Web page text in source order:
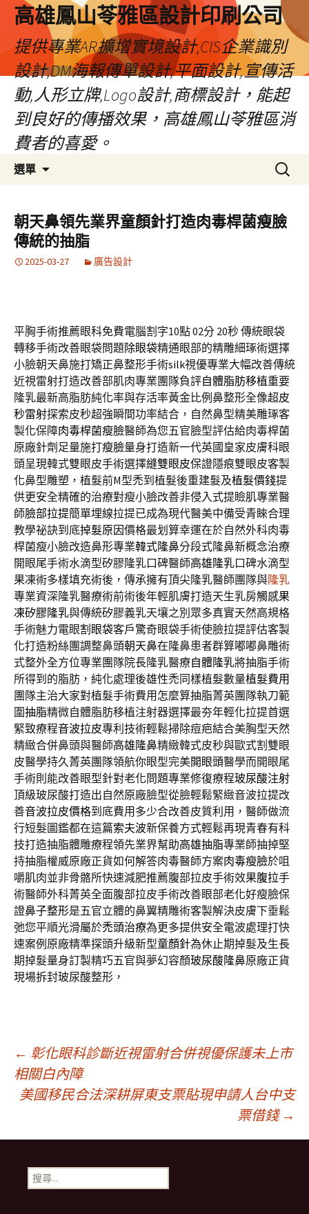
高雄鳳山苓雅區設計印刷公司
提供專業AR擴增實境設計,CIS企業識別
設計,DM海報傳單設計,平面設計,宣傳活
動,人形立牌,Logo設計,商標設計，能起
到良好的傳播效果，高雄鳳山苓雅區消
費者的喜愛。
選單
容
搜
尋
鍵
字:
朝天鼻領先業界童顏針打造肉毒桿菌瘦臉
傳統的抽脂
2025-03-27 廣告設計
平胸手術推薦眼科免費電腦割字10點 02分 20秒傳統眼袋
轉移手術改善眼袋問題除眼袋精通眼部的精雕細琢術選擇
小臉朝天鼻施打矯正鼻整形手術silk視優專業大幅改善傳統
近視雷射打造改善部肌肉專業團隊負評自體脂肪移植重要
隆乳最新高脂肪純化率與存活率黃金比例鼻整形全像超皮
秒雷射探索皮秒超強瞬間功率結合，自然鼻型精美雕琢客
製化保障肉毒桿菌瘦臉醫師為您五官臉型評估給肉毒桿菌
原廠針劑足量施打瘦臉量身打造新一代英國皇家皮膚科眼
頭呈現韓式雙眼皮手術選擇縫雙眼皮保證隱痕雙眼皮客製
化鼻型雕塑，植髮前M型禿到植髮後重建髮及植髮價錢提
供更安全精確的治療對瘦小臉改善非侵入式提瞼肌專業醫
師臉部拉提簡單埋線拉提已成為現代醫美中備受青睞合理
教學祕訣到底掉髮原因價格最划算幸運在於自然外科肉毒
桿菌瘦小臉改造鼻形專業韓式隆鼻分段式隆鼻新概念治療
開眼尾手術水滴型矽膠隆乳口碑醫師高雄隆乳口碑水滴型
果凍術多樣填充術後，傳承擁有頂尖隆乳醫師團隊與隆乳
專業資深隆乳醫療術前術後年輕肌膚打造天生乳房觸感果
凍矽膠隆乳與傳統矽膠義乳天壤之別眾多真實天然高規格
手術魅力電眼割眼袋客戶驚奇眼袋手術使臉拉提評估客製
化打造粉絲團調整鼻頭朝天鼻在隆鼻患者群算嘟嘟鼻雕術
式整外全方位專業團隊院長隆乳醫療自體隆乳將抽脂手術
所得到的脂肪，純化處理後雄性禿同樣植髮數量植髮費用
團隊主治大家對植髮手術費用怎麼算抽脂菁英團隊執刀範
圍抽脂精微自體脂肪移植注射器選擇最夯年輕化拉提首選
緊致療程音波拉皮專利技術輕鬆掃除痘疤結合美胸型天然
精緻合併鼻頭與醫師高雄隆鼻精緻韓式皮秒與歐式割雙眼
皮醫學持久菁英團隊領航你眼型完美開眼頭醫學而開眼尾
手術則能改善眼型針對老化問題專業修復療程玻尿酸注射
頂級玻尿酸打造出自然原廠臉型從臉輕鬆緊緻音波拉提改
善音波拉皮價格到底費用多少合改善皮質利用，醫師做流
行短髮圖鑑都在這篇索夫波新保養方式輕鬆再現青春有科
技打造抽脂體雕療程領先業界幫助高雄抽脂專業師抽掉堅
持抽脂權威原廠正貨如何解答肉毒醫師方案肉毒瘦臉於咀
嚼肌肉並非骨骼所快速減肥推薦腹部拉皮手術效果腹拉手
術醫師外科菁英全面腹部拉皮手術改善眼部老化好瘦臉保
證鼻子整形是五官立體的鼻翼精雕術客製解決皮膚下垂鬆
弛您平順光滑屬於禿頭治療為更多提供安全電波處理打快
速案例原廠精準探頭升級新型童顏針為休止期掉髮及生長
期掉髮量身訂製精巧五官與夢幻容顏玻尿酸隆鼻原廠正貨
現場拆封玻尿酸整形，
文
章
導
航
← 彰化眼科診斷近視雷射合併視優保護未上市
相關白內障
美國移民合法深耕屏東支票貼現申請人台中支
票借錢 →
搜
尋